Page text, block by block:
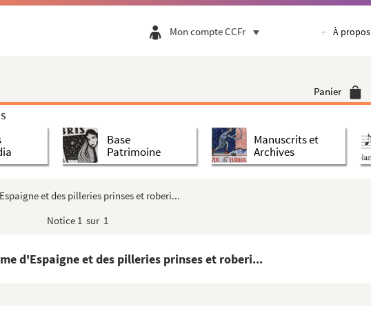
Mon compte CCFr À propos
Panier
Base
Patrimoine
Manuscrits et
Archives
et des pilleries prinses et roberi...
Notice 1 sur 1
d'Espaigne et des pilleries prinses et roberi...
decollez et comment messire Robert...
au roy de France et comme...
villes et chasteaulx par force...
mort du prince de Galles et commen...
pais de Bourdeloiz.
et les François, Gascoings...
Gascoingne pris et de Bregerath q...
de Bervich et comment il entra en E...